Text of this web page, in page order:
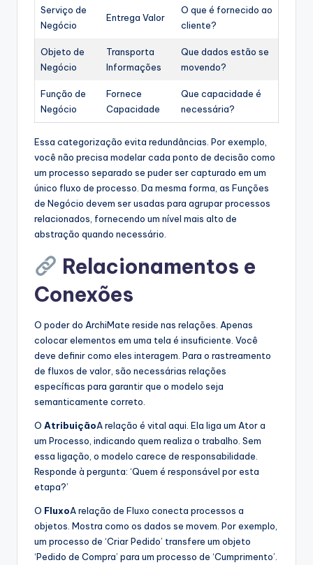
Serviço de
Negócio
Entrega Valor
O que é fornecido ao
cliente?
Objeto de
Negócio
Transporta
Informações
Que dados estão se
movendo?
Função de
Negócio
Fornece
Capacidade
Que capacidade é
necessária?
Essa categorização evita redundâncias. Por exemplo,
você não precisa modelar cada ponto de decisão como
um processo separado se puder ser capturado em um
único fluxo de processo. Da mesma forma, as Funções
de Negócio devem ser usadas para agrupar processos
relacionados, fornecendo um nível mais alto de
abstração quando necessário.
Relacionamentos e
Conexões
O poder do ArchiMate reside nas relações. Apenas
colocar elementos em uma tela é insuficiente. Você
deve definir como eles interagem. Para o rastreamento
de fluxos de valor, são necessárias relações
específicas para garantir que o modelo seja
semanticamente correto.
O AtribuiçãoA relação é vital aqui. Ela liga um Ator a
um Processo, indicando quem realiza o trabalho. Sem
essa ligação, o modelo carece de responsabilidade.
Responde à pergunta: ‘Quem é responsável por esta
etapa?’
O FluxoA relação de Fluxo conecta processos a
objetos. Mostra como os dados se movem. Por exemplo,
um processo de ‘Criar Pedido’ transfere um objeto
‘Pedido de Compra’ para um processo de ‘Cumprimento’.